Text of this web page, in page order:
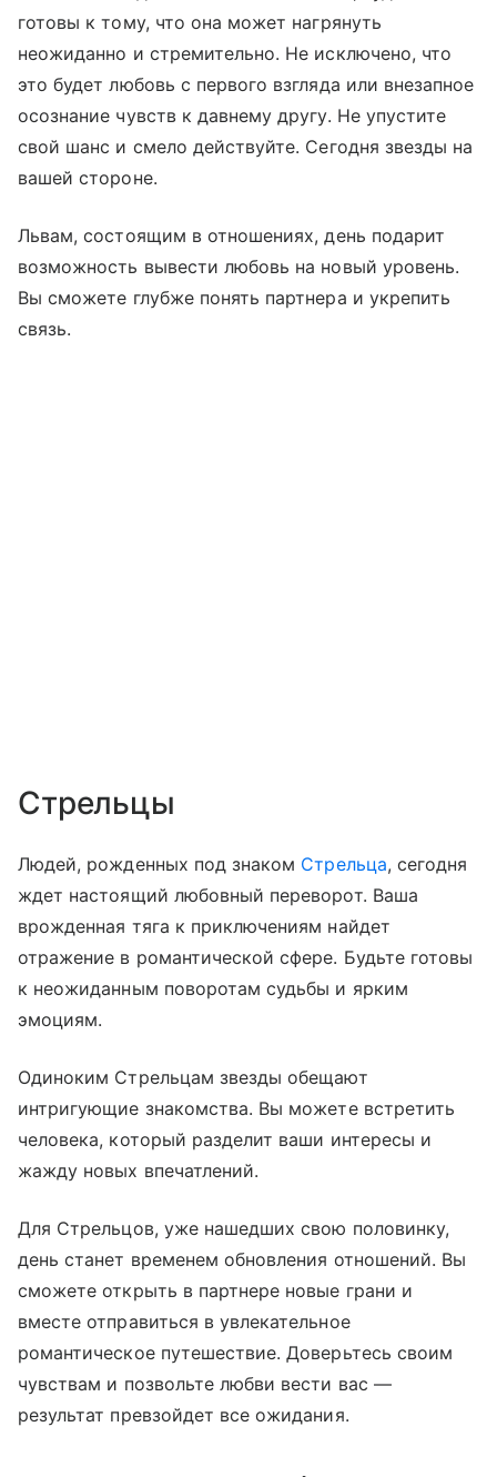
готовы к тому, что она может нагрянуть
неожиданно и стремительно. Не исключено, что
это будет любовь с первого взгляда или внезапное
осознание чувств к давнему другу. Не упустите
свой шанс и смело действуйте. Сегодня звезды на
вашей стороне.
Львам, состоящим в отношениях, день подарит
возможность вывести любовь на новый уровень.
Вы сможете глубже понять партнера и укрепить
связь.
Стрельцы
Людей, рожденных под знаком Стрельца, сегодня
ждет настоящий любовный переворот. Ваша
врожденная тяга к приключениям найдет
отражение в романтической сфере. Будьте готовы
к неожиданным поворотам судьбы и ярким
эмоциям.
Одиноким Стрельцам звезды обещают
интригующие знакомства. Вы можете встретить
человека, который разделит ваши интересы и
жажду новых впечатлений.
Для Стрельцов, уже нашедших свою половинку,
день станет временем обновления отношений. Вы
сможете открыть в партнере новые грани и
вместе отправиться в увлекательное
романтическое путешествие. Доверьтесь своим
чувствам и позвольте любви вести вас —
результат превзойдет все ожидания.